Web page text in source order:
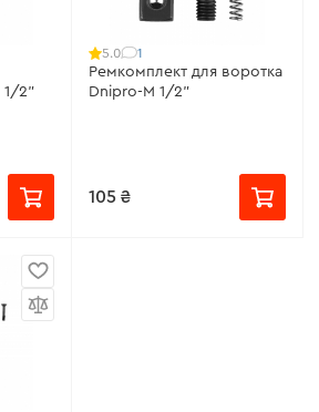
1/2"
5.0 1
Ремкомплект для воротка
Dnipro-M 1/2"
105 ₴